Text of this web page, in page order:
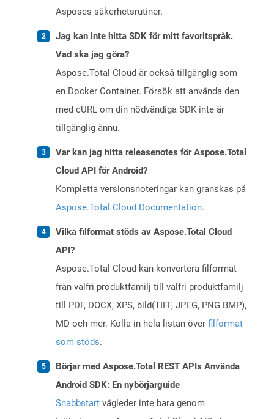
Asposes säkerhetsrutiner.
Jag kan inte hitta SDK för mitt favoritspråk.
Vad ska jag göra?
Aspose.Total Cloud är också tillgänglig som
en Docker Container. Försök att använda den
med cURL om din nödvändiga SDK inte är
tillgänglig ännu.
Var kan jag hitta releasenotes för Aspose.Total
Cloud API för Android?
Kompletta versionsnoteringar kan granskas på
Aspose.Total Cloud Documentation.
Vilka filformat stöds av Aspose.Total Cloud
API?
Aspose.Total Cloud kan konvertera filformat
från valfri produktfamilj till valfri produktfamilj
till PDF, DOCX, XPS, bild(TIFF, JPEG, PNG BMP),
MD och mer. Kolla in hela listan över filformat
som stöds.
Börjar med Aspose.Total REST APIs Använda
Android SDK: En nybörjarguide
Snabbstart vägleder inte bara genom